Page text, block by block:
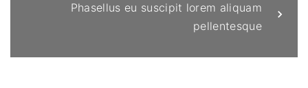
Phasellus eu suscipit lorem aliquam
pellentesque